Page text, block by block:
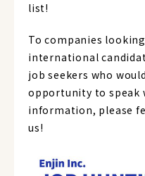
list!
To companies
international
job seekers who
opportunity to speak
information, please
us!